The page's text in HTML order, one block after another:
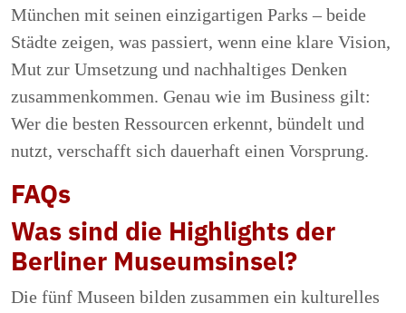
München mit seinen einzigartigen Parks – beide
Städte zeigen, was passiert, wenn eine klare Vision,
Mut zur Umsetzung und nachhaltiges Denken
zusammenkommen. Genau wie im Business gilt:
Wer die besten Ressourcen erkennt, bündelt und
nutzt, verschafft sich dauerhaft einen Vorsprung.
FAQs
Was sind die Highlights der
Berliner Museumsinsel?
Die fünf Museen bilden zusammen ein kulturelles